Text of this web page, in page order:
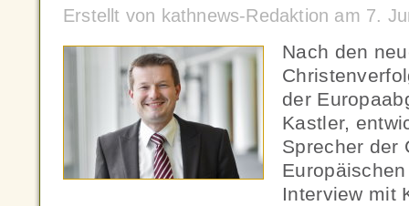
Erstellt von kathnews-Redaktion am 7.
Nach den
der
Kastler,
Sprecher der
Interview mit